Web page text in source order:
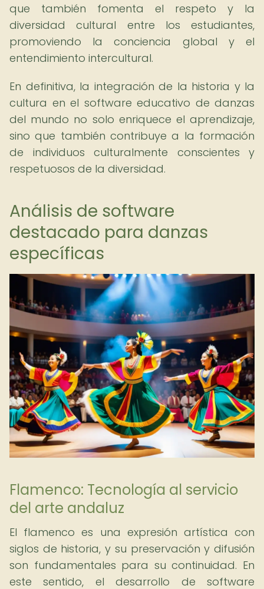
que también fomenta el respeto y la
diversidad cultural entre los estudiantes,
promoviendo la conciencia global y el
entendimiento intercultural.
En definitiva, la integración de la historia y la
cultura en el software educativo de danzas
del mundo no solo enriquece el aprendizaje,
sino que también contribuye a la formación
de individuos culturalmente conscientes y
respetuosos de la diversidad.
Análisis de software
destacado para danzas
específicas
Flamenco: Tecnología al servicio
del arte andaluz
El flamenco es una expresión artística con
siglos de historia, y su preservación y difusión
son fundamentales para su continuidad. En
este sentido, el desarrollo de software